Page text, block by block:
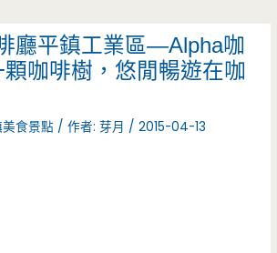
廳平鎮工業區—Alpha咖
咖啡樹，悠閒暢遊在咖
食景點 / 作者:芽月 /2015-04-13